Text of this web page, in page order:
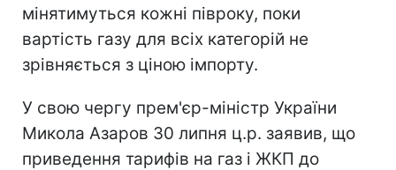
мінятимуться кожні півроку, поки
вартість газу для всіх категорій не
зрівняється з ціною імпорту.
У свою чергу прем'єр-міністр України
Микола Азаров 30 липня ц.р. заявив, що
приведення тарифів на газ і ЖКП до